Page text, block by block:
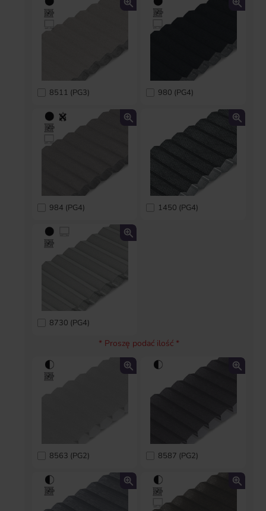
8511 (PG3) 980 (PG4)
984 (PG4) 1450 (PG4)
8730 (PG4)
* Proszę podać ilość *
8563 (PG2) 8587 (PG2)